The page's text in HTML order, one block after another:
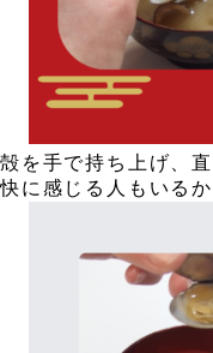
殻を手で持ち上げ、
快に感じる人もいる